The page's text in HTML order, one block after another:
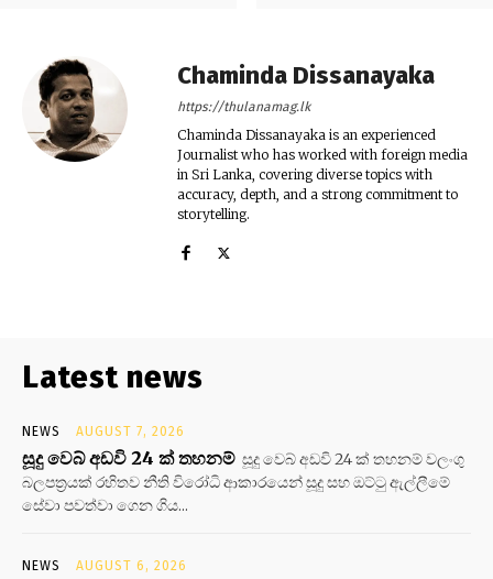
Chaminda Dissanayaka
https://thulanamag.lk
Chaminda Dissanayaka is an experienced
Journalist who has worked with foreign media
in Sri Lanka, covering diverse topics with
accuracy, depth, and a strong commitment to
storytelling.
Latest news
NEWS AUGUST 7, 2026
සූදු වෙබ් අඩවි 24 ක් තහනම් සූදු වෙබ් අඩවි 24 ක් තහනම් වලංගු
බලපත්‍රයක් රහිතව නීති විරෝධි ආකාරයෙන් සූදු සහ ඔට්ටු ඇල්ලීමේ
සේවා පවත්වා ගෙන ගිය...
NEWS AUGUST 6, 2026